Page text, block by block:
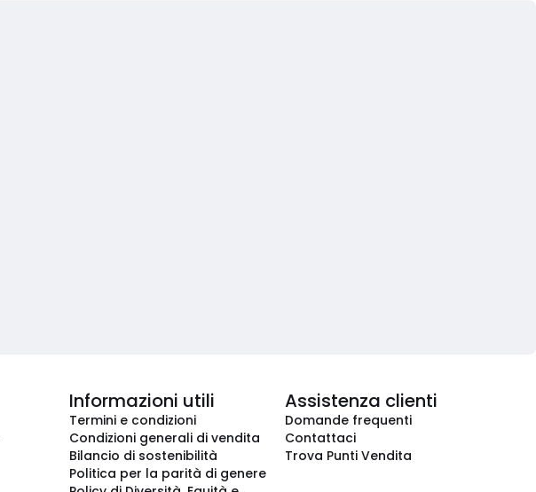
Informazioni utili
Termini e condizioni
Condizioni generali di vendita
Bilancio di sostenibilità
Politica per la parità di genere
Assistenza clienti
Domande frequenti
Contattaci
Trova Punti Vendita